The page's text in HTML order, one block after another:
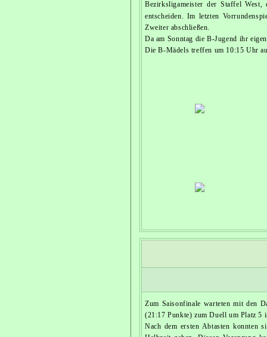
Bezirksligameister der Staffel
entscheiden. Im letzten
Zweiter abschließen.
Da am Sonntag die B-Jugend ihr
Die B-Mädels treffen um 10:15 Uhr
Zum Saisonfinale warteten mit den
(21:17 Punkte) zum Duell um Platz 5
Nach dem ersten Abtasten konnten